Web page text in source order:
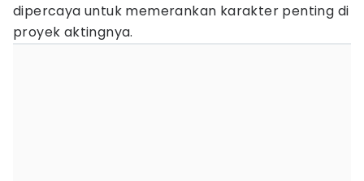
dipercaya untuk memerankan karakter penting di
proyek aktingnya.